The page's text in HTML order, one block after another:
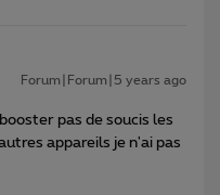
Forum|Forum|5 years ago
pas de soucis les
appareils je n'ai pas